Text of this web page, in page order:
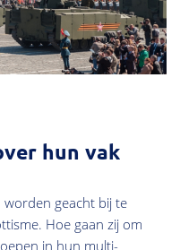
hun vak
worden geacht bij te
Hoe gaan zij om
in hun multi-